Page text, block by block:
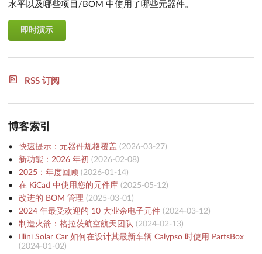
水平以及哪些项目/BOM 中使用了哪些元器件。
即时演示
RSS 订阅
博客索引
快速提示：元器件规格覆盖 (2026-03-27)
新功能：2026 年初 (2026-02-08)
2025：年度回顾 (2026-01-14)
在 KiCad 中使用您的元件库(2025-05-12)
改进的 BOM 管理 (2025-03-01)
2024 年最受欢迎的 10 大业余电子元件(2024-03-12)
制造火箭：格拉茨航空航天团队 (2024-02-13)
Illini Solar Car 如何在设计其最新车辆 Calypso 时使用 PartsBox
(2024-01-02)